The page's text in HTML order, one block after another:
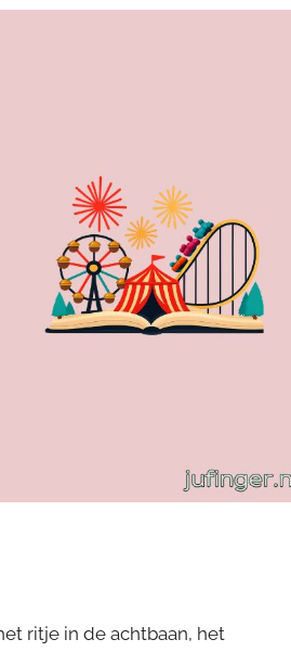
ritje in de achtbaan, het